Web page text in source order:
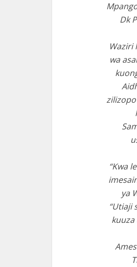
Dk
Waziri
wa
“Kwa
ya
“Utiaji
kuuza